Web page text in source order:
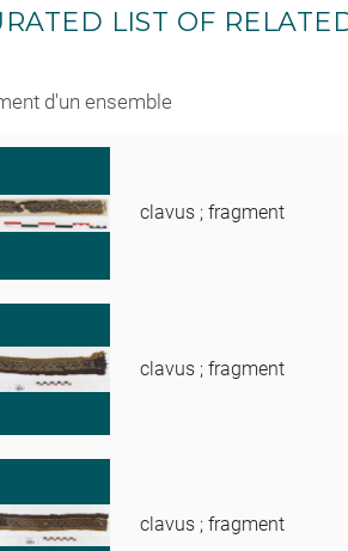
LIST OF
d'un ensemble
clavus ; fragment
clavus ; fragment
clavus ; fragment